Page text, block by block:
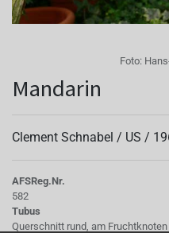
Foto:
Mandarin
Clement Schnabel / US /
AFSReg.Nr.
582
Tubus
Querschnitt rund, am